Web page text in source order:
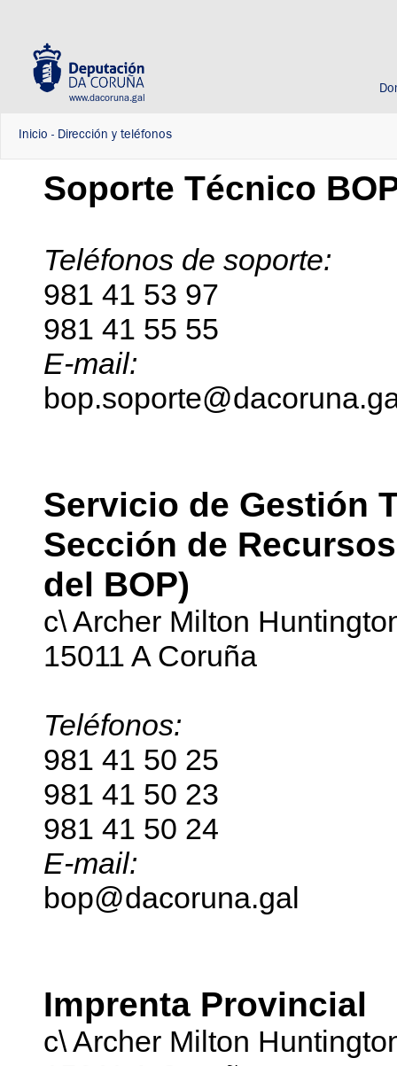
www.dacoruna.gal
Inicio - Dirección y teléfonos
Soporte Técnico
Teléfonos de soporte:
981 41 53 97
981 41 55 55
E-mail:
Servicio de Gestión
Sección de
del BOP)
c\ Archer Milton
15011 A Coruña
Teléfonos:
981 41 50 25
981 41 50 23
981 41 50 24
E-mail:
bop@dacoruna.gal
Imprenta Provincial
c\ Archer Milton